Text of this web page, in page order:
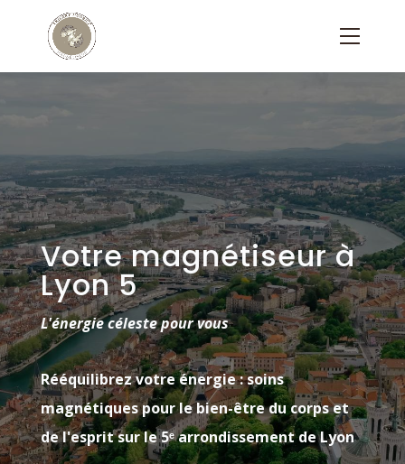
Votre magnétiseur à
Lyon 5
L'énergie céleste pour vous
Rééquilibrez votre énergie : soins
magnétiques pour le bien-être du corps et
de l'esprit sur le 5ᵉ arrondissement de Lyon
Panneau de gestion des cookies